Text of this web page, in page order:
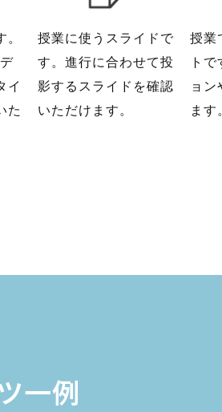
イ
た
授業に使うスライドで
す。進行に合わせて投
影するスライドを確認
いただけます。
授業
ト
ョン
ます
一例